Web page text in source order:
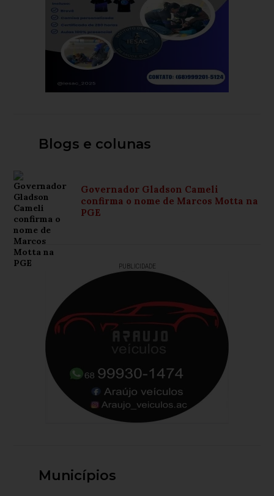
Blogs e colunas
Governador Gladson Cameli
confirma o nome de Marcos Motta na
PGE
PUBLICIDADE
Municípios